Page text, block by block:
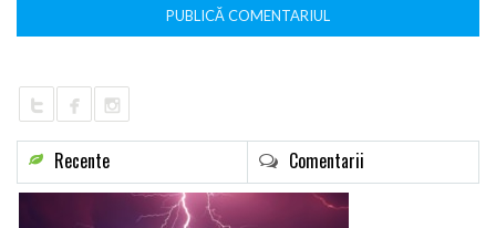
Recente Comentarii